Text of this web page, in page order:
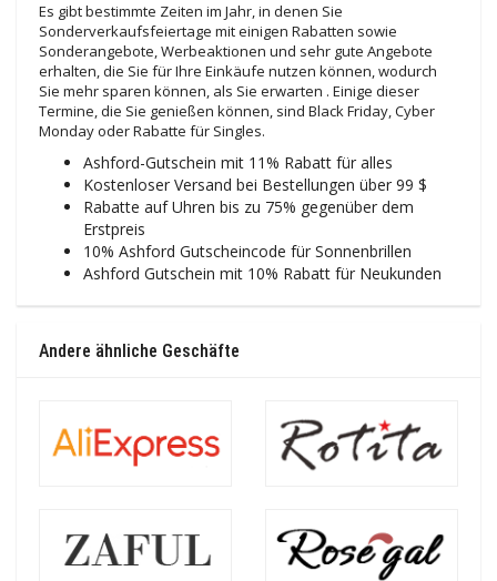
Es gibt bestimmte Zeiten im Jahr, in denen Sie
Sonderverkaufsfeiertage mit einigen Rabatten sowie
Sonderangebote, Werbeaktionen und sehr gute Angebote
erhalten, die Sie für Ihre Einkäufe nutzen können, wodurch
Sie mehr sparen können, als Sie erwarten . Einige dieser
Termine, die Sie genießen können, sind Black Friday, Cyber ​​​​
Monday oder Rabatte für Singles.
Ashford-Gutschein mit 11% Rabatt für alles
Kostenloser Versand bei Bestellungen über 99 $
Rabatte auf Uhren bis zu 75% gegenüber dem
Erstpreis
10% Ashford Gutscheincode für Sonnenbrillen
Ashford Gutschein mit 10% Rabatt für Neukunden
Andere ähnliche Geschäfte